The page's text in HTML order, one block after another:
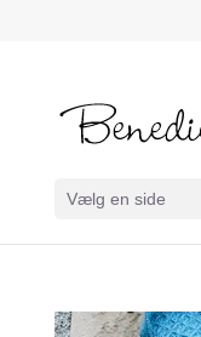
Vælg en side